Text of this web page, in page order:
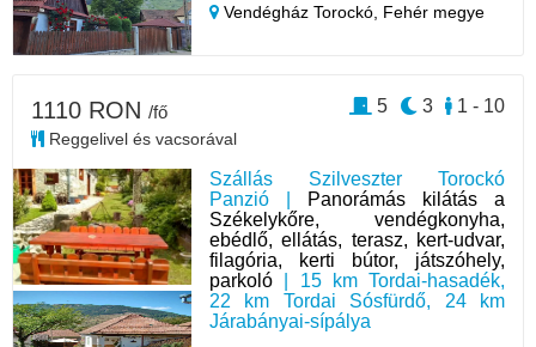
Vendégház Torockó, Fehér megye
Szállás Szilveszter Torockó
Panzió |
Panorámás kilátás a
Székelykőre, vendégkonyha,
ebédlő, ellátás, terasz, kert-udvar,
filagória, kerti bútor, játszóhely,
parkoló | 15 km Tordai-hasadék,
22 km Tordai Sósfürdő, 24 km
Járabányai-sípálya
1110 RON /fő
Reggelivel és vacsorával
1 - 10
3
5